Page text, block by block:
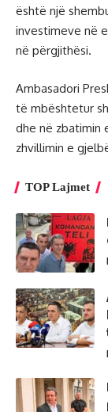
është një
investimeve në
në përgjithësi.
Ambasadori
të mbështetur
dhe në zbatimin
zhvillimin e
TOP Lajmet